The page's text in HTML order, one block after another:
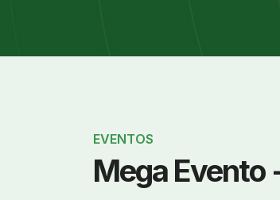
EVENTOS
Mega Evento